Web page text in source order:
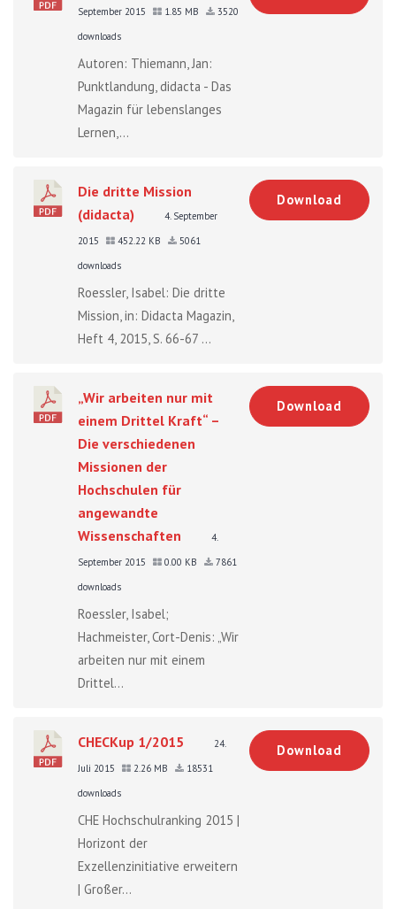
September 2015 1.85 MB
3520
downloads
Autoren: Thiemann, Jan:
Punktlandung, didacta - Das
Magazin für lebenslanges
Lernen,...
Die dritte Mission
(didacta)
4. September
2015
452.22 KB
5061
downloads
Roessler, Isabel: Die dritte
Mission, in: Didacta Magazin,
Heft 4, 2015, S. 66-67 ...
Download
„Wir arbeiten nur mit
einem Drittel Kraft“ –
Die verschiedenen
Missionen der
Hochschulen für
angewandte
Wissenschaften
4.
September 2015
0.00 KB
7861
downloads
Roessler, Isabel;
Hachmeister, Cort-Denis: „Wir
arbeiten nur mit einem
Drittel...
Download
CHECKup 1/2015
24.
Juli 2015
2.26 MB
18531
downloads
CHE Hochschulranking 2015 |
Horizont der
Exzellenzinitiative erweitern
| Großer...
Download